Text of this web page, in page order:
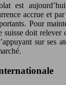
est
accrue et
Pour
suisse doit relever
sur ses